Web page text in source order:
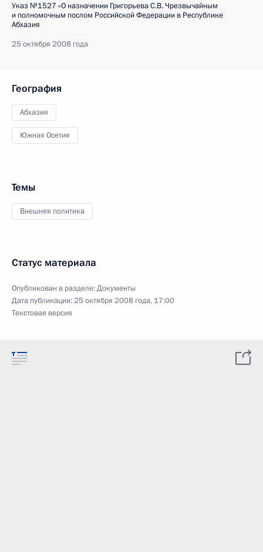
Указ №1527 «О назначении Григорьева С.В. Чрезвычайным
и полномочным послом Российской Федерации в Республике
Абхазия
25 октября 2008 года
География
Абхазия
Южная Осетия
Темы
Внешняя политика
Статус материала
Опубликован в разделе:Документы
Дата публикации:25 октября 2008 года, 17:00
Текстовая версия